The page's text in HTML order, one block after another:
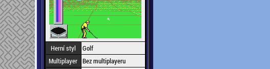
Herní styl
Golf
Multiplayer Bez multiplayeru